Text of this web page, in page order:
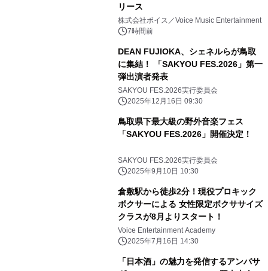
リース
株式会社ボイス／Voice Music Entertainment
7時間前
DEAN FUJIOKA、シェネルらが鳥取
に集結！ 「SAKYOU FES.2026」第一
弾出演者発表
SAKYOU FES.2026実行委員会
2025年12月16日 09:30
鳥取県下最大級の野外音楽フェス
「SAKYOU FES.2026」開催決定！
SAKYOU FES.2026実行委員会
2025年9月10日 10:30
倉敷駅から徒歩2分！現役プロキック
ボクサーによる 女性限定ボクササイズ
クラスが8月よりスタート！
Voice Entertainment Academy
2025年7月16日 14:30
「日本酒」の魅力を発信するアンバサ